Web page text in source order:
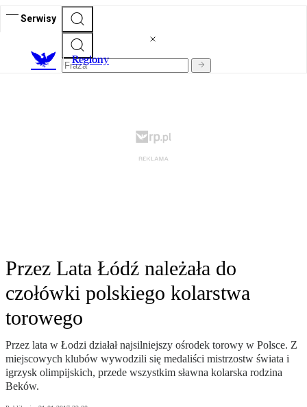
Serwisy
Regiony
Przez Lata Łódź należała do
czołówki polskiego kolarstwa
torowego
Przez lata w Łodzi działał najsilniejszy ośrodek torowy w Polsce. Z
miejscowych klubów wywodzili się medaliści mistrzostw świata i
igrzysk olimpijskich, przede wszystkim sławna kolarska rodzina
Beków.